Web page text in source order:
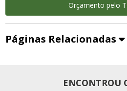
Orçamento pelo
Páginas Relacionadas
ENCONTROU